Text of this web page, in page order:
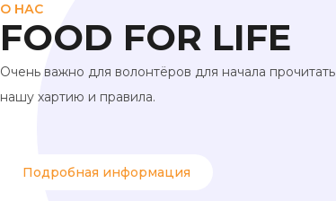
О НАС
FOOD FOR LIFE
Очень важно для волонтёров для начала прочитать
нашу хартию и правила.
Подробная информация